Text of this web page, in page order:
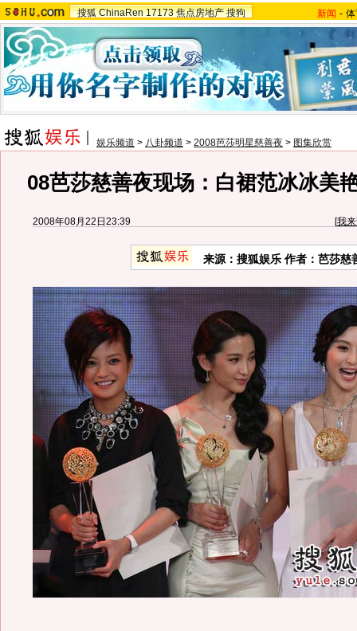
搜狐 ChinaRen 17173 焦点房地产 搜狗 新闻 -
娱乐频道 > 八卦频道 > 2008芭莎明星慈善夜 > 图集欣赏
08芭莎慈善夜现场：白裙范冰冰美
2008年08月22日23:39 [我
来源：搜狐娱乐 作者：芭莎慈